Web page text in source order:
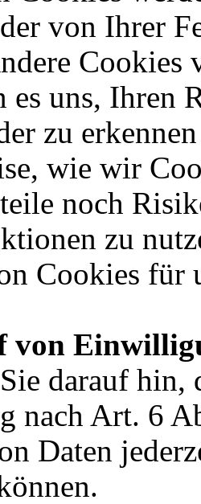
von Ihrer
Cookies
es uns, Ihren
zu
wie wir
noch
zu
Cookies für
von
darauf hin,
nach Art. 6
Daten